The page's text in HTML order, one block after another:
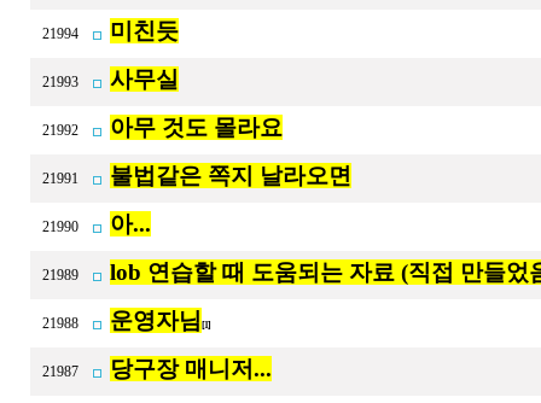
21994 미친듯
21993 사무실
21992 아무 것도 몰라요
21991 불법같은 쪽지 날라오면
21990 아...
21989 lob 연습할 때 도움되는 자료 (직접 만들었
21988 운영자님 [1]
21987 당구장 매니저...